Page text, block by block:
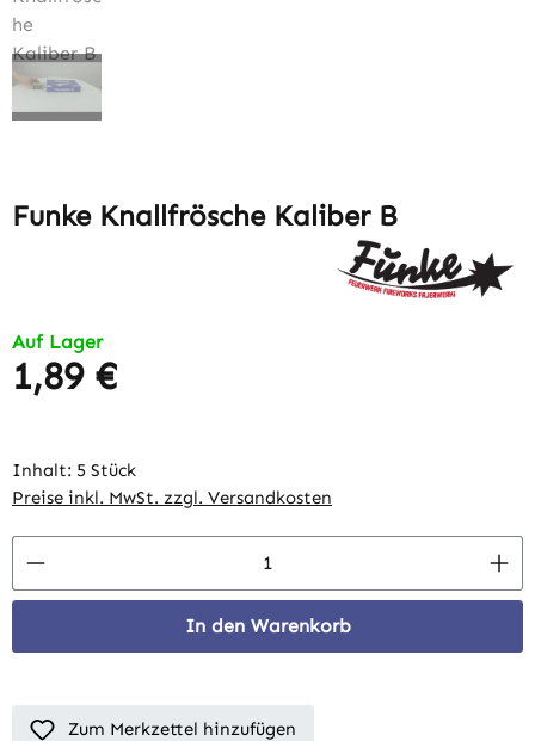
Funke Knallfrösche Kaliber B
Auf Lager
Regulärer Preis:
1,89 €
Inhalt: 5 Stück
Preise inkl. MwSt. zzgl. Versandkosten
Produkt Anzahl: Gib den gewünschten
In den Warenkorb
Zum Merkzettel hinzufügen